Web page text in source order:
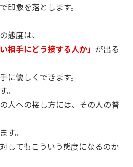
印象を落とします。
態度は、
相手にどう接する人か」 が出る
に優しくできます。
。
人への接し方には、その人の普
す。
してもこういう態度になるのか